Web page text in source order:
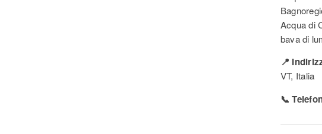
Acqua di
bava di
📍
VT, Italia
📞